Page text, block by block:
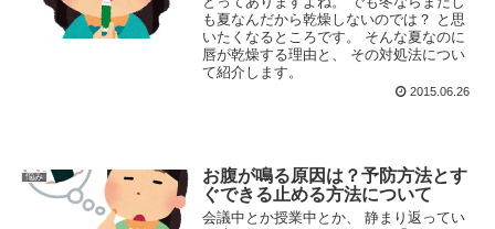
も夏なんだから乾燥しないのでは？ と思
いたくなるところです。 そんな夏なのに
唇が乾燥する理由と、 その対処法につい
て紹介します。
2015.06.26
悩み
お腹が鳴る原因は？予防方法とす
ぐできる止める方法について
会議中とか授業中とか、 静まり返ってい